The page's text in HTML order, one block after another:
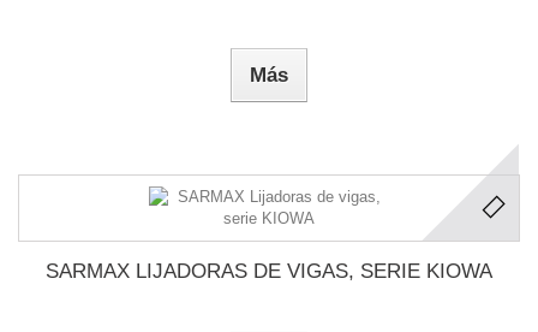
Más
SARMAX LIJADORAS DE VIGAS, SERIE KIOWA